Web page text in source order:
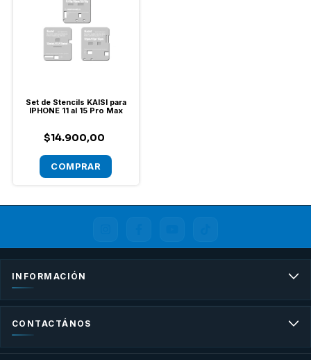
Set de Stencils KAISI para
IPHONE 11 al 15 Pro Max
$14.900,00
INFORMACIÓN
CONTACTÁNOS